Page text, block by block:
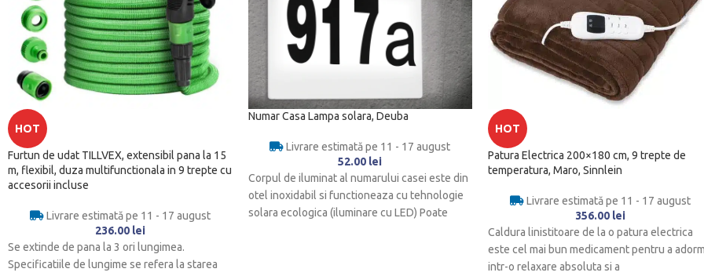
HOT
Furtun de udat TILLVEX, extensibil pana la 15
m, flexibil, duza multifunctionala in 9 trepte cu
accesorii incluse
Livrare estimată pe 11 - 17 august
236.00 lei
Se extinde de pana la 3 ori lungimea.
Specificatiile de lungime se refera la starea
Numar Casa Lampa solara, Deuba
Livrare estimată pe 11 - 17 august
52.00 lei
Corpul de iluminat al numarului casei este din
otel inoxidabil si functioneaza cu tehnologie
solara ecologica (iluminare cu LED) Poate
HOT
Patura Electrica 200×180 cm, 9 trepte de
temperatura, Maro, Sinnlein
Livrare estimată pe 11 - 17 august
356.00 lei
Caldura linistitoare de la o patura electrica
este cel mai bun medicament pentru a
intr-o relaxare absoluta si a